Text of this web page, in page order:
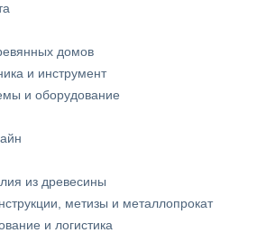
домов
и инструмент
и оборудование
из древесины
метизы и металлопрокат
и логистика